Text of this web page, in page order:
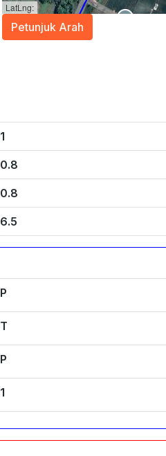
LatLng:
Petunjuk Arah
1
0.8
0.8
6.5
P
T
P
1